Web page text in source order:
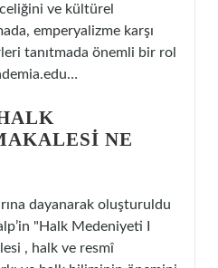
ve kültürel
emperyalizme karşı
tanıtmada önemli bir rol
NE
dayanarak oluşturuldu
"Halk Medeniyeti I
, halk ve resmî